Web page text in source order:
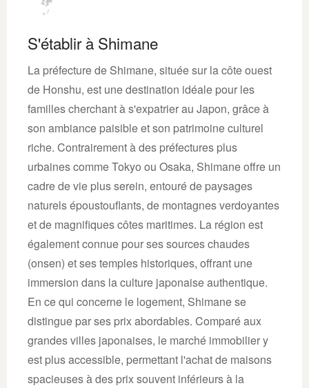
S'établir à Shimane
La préfecture de Shimane, située sur la côte ouest
de Honshu, est une destination idéale pour les
familles cherchant à s'expatrier au Japon, grâce à
son ambiance paisible et son patrimoine culturel
riche. Contrairement à des préfectures plus
urbaines comme Tokyo ou Osaka, Shimane offre un
cadre de vie plus serein, entouré de paysages
naturels époustouflants, de montagnes verdoyantes
et de magnifiques côtes maritimes. La région est
également connue pour ses sources chaudes
(onsen) et ses temples historiques, offrant une
immersion dans la culture japonaise authentique.
En ce qui concerne le logement, Shimane se
distingue par ses prix abordables. Comparé aux
grandes villes japonaises, le marché immobilier y
est plus accessible, permettant l'achat de maisons
spacieuses à des prix souvent inférieurs à la